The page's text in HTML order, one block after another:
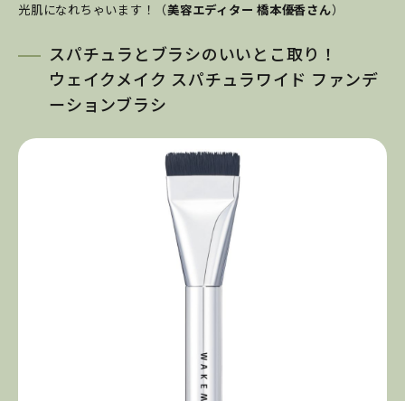
光肌になれちゃいます！（美容エディター 橋本優香さん）
スパチュラとブラシのいいとこ取り！
ウェイクメイク スパチュラワイド ファンデ
ーションブラシ